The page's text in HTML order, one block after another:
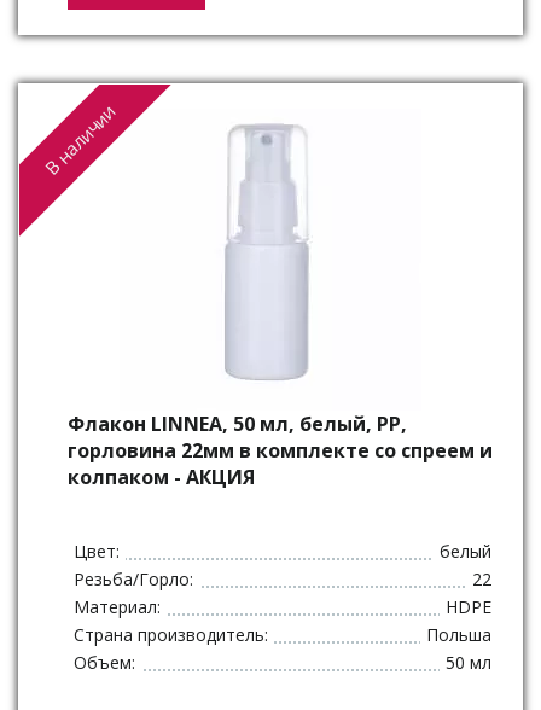
В наличии
Флакон LINNEA, 50 мл, белый, PP,
горловина 22мм в комплекте со спреем и
колпаком - АКЦИЯ
Цвет:
белый
Резьба/Горло:
22
Материал:
HDPE
Страна производитель:
Польша
Объем:
50 мл